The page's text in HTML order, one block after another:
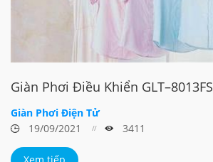
Giàn Phơi Điều Khiển GLT–8013FS
Giàn Phơi Điện Tử
19/09/2021
3411
Xem tiếp